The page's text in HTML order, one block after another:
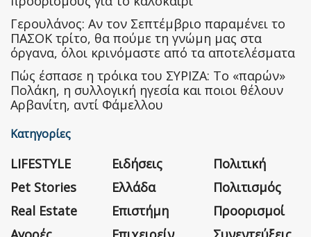
Γερουλάνος: Αν τον Σεπτέμβριο παραμένει το
ΠΑΣΟΚ τρίτο, θα πούμε τη γνώμη μας στα
όργανα, όλοι κρινόμαστε από τα αποτελέσματα
Πώς έσπασε η τρόικα του ΣΥΡΙΖΑ: Το «παρών»
Πολάκη, η συλλογική ηγεσία και ποιοι θέλουν
Αρβανίτη, αντί Φάμελλου
Κατηγορίες
LIFESTYLE
Pet Stories
Real Estate
Ειδήσεις
Ελλάδα
Επιστήμη
Πολιτική
Πολιτισμός
Προορισμοί